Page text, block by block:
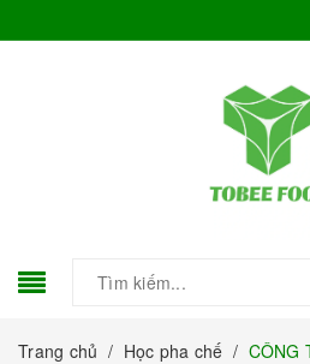
Trang chủ / Học pha chế / CÔNG